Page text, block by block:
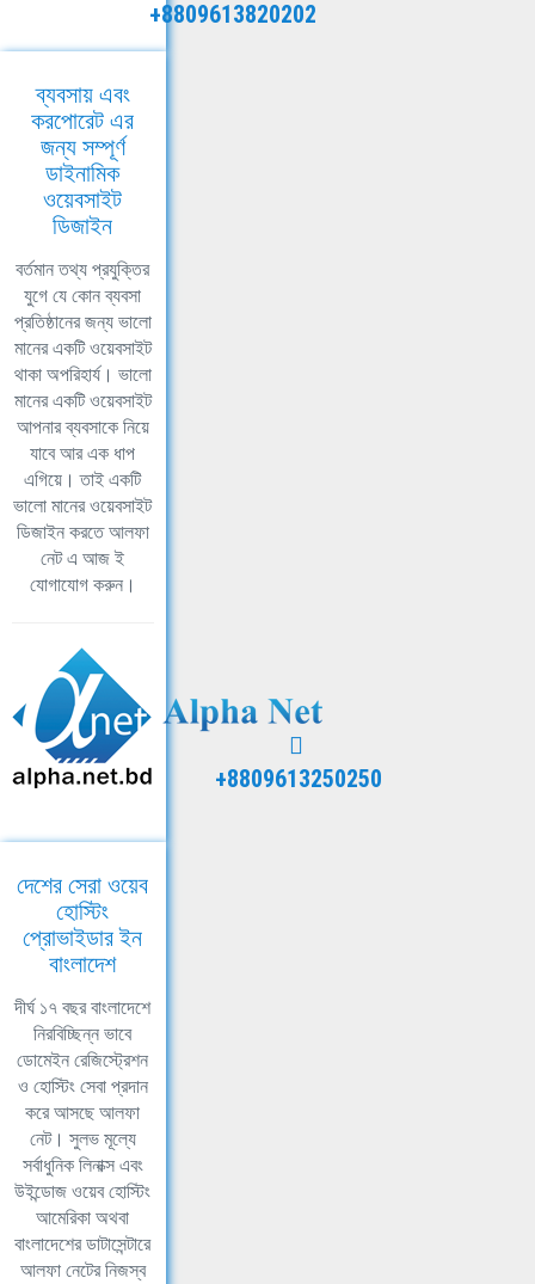
+8809613820202
ব্যবসায় এবং
করপোরেট এর
জন্য সম্পূর্ণ
ডাইনামিক
ওয়েবসাইট
ডিজাইন
বর্তমান তথ্য প্রযুক্তির
যুগে যে কোন ব্যবসা
প্রতিষ্ঠানের জন্য ভালো
মানের একটি ওয়েবসাইট
থাকা অপরিহার্য। ভালো
মানের একটি ওয়েবসাইট
আপনার ব্যবসাকে নিয়ে
যাবে আর এক ধাপ
এগিয়ে। তাই একটি
ভালো মানের ওয়েবসাইট
ডিজাইন করতে আলফা
নেট এ আজ ই
যোগাযোগ করুন।
+8809613250250
দেশের সেরা ওয়েব
হোস্টিং
প্রোভাইডার ইন
বাংলাদেশ
দীর্ঘ ১৭ বছর বাংলাদেশে
নিরবিচ্ছিন্ন ভাবে
ডোমেইন রেজিস্ট্রেশন
ও হোস্টিং সেবা প্রদান
করে আসছে আলফা
নেট। সুলভ মূল্যে
সর্বাধুনিক লিনাক্স এবং
উইন্ডোজ ওয়েব হোস্টিং
আমেরিকা অথবা
বাংলাদেশের ডাটাসেন্টারে
আলফা নেটের নিজস্ব